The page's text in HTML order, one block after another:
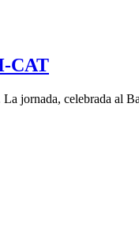
CAT
celebrada al